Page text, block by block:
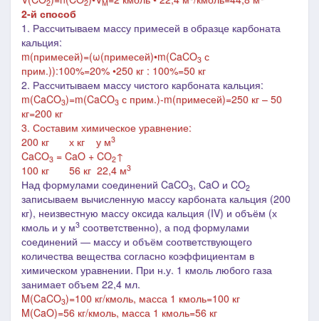
2 2 M
2-й способ
1. Рассчитываем массу примесей в образце карбоната
кальция:
m(примесей)=(ω(примесей)•m(CaCO3 с
прим.)):100%=20% •250 кг : 100%=50 кг
2. Рассчитываем массу чистого карбоната кальция:
m(CaCO3)=m(CaCO3 с прим.)-m(примесей)=250 кг – 50
кг=200 кг
3. Составим химическое уравнение:
200 кг х кг у м3
CaCO3 = CaO + CO2↑
100 кг 56 кг 22,4 м3
Над формулами соединений CaCO3, CaO и CO2
записываем вычисленную массу карбоната кальция (200
кг), неизвестную массу оксида кальция (IV) и объём (х
кмоль и у м3 соответственно), а под формулами
соединений ― массу и объём соответствующего
количества вещества согласно коэффициентам в
химическом уравнении. При н.у. 1 кмоль любого газа
занимает объем 22,4 мл.
M(CaCO3)=100 кг/кмоль, масса 1 кмоль=100 кг
M(CaO)=56 кг/кмоль, масса 1 кмоль=56 кг